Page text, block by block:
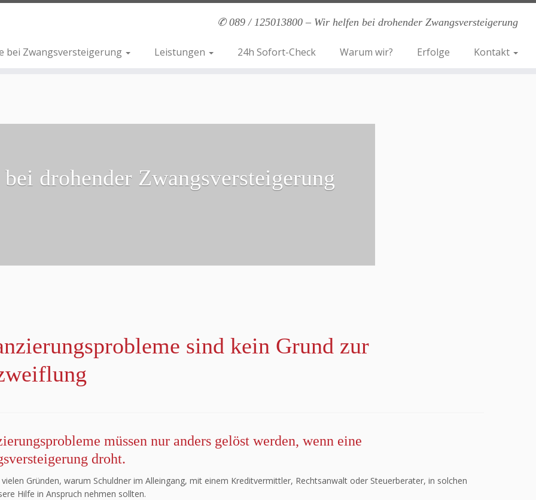
✆ 089 / 125013800 – Wir helfen bei drohender Zwangsversteigerung
bei Zwangsversteigerung Leistungen 24h Sofort-Check Warum wir? Erfolge Kontakt
drohender Zwangsversteigerung
sind kein Grund zur
müssen nur anders gelöst werden, wenn eine
droht.
vielen Gründen, warum Schuldner im Alleingang, mit einem Kreditvermittler, Rechtsanwalt oder Steuerberater, in solchen
Hilfe in Anspruch nehmen sollten.